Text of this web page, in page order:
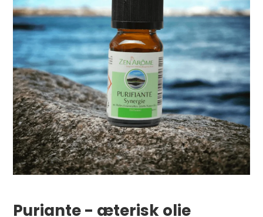
Puriante - æterisk olie